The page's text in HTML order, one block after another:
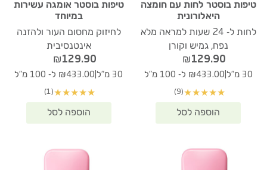
טיפות בוסטר לחות עם חומצה
היאלורונית
לחות ל- 24 שעות למראה מלא
נפח, גמיש וקורן
₪129.90
30 מ"ל ₪433.00 ל- 100 מ"ל
★
★
★
★
★
(9)
טיפות בוסטר אומגה עשירות
במיוחד
לחיזוק מחסום העור ולהזנה
אינטנסיבית
₪129.90
30 מ"ל ₪433.00 ל- 100 מ"ל
★
★
★
★
★
(1)